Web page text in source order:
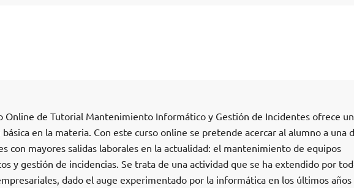
Online de Tutorial Mantenimiento Informático y Gestión de Incidentes ofrece
en la materia. Con este curso online se pretende acercar al alumno a una
con mayores salidas laborales en la actualidad: el mantenimiento de equipos
y gestión de incidencias. Se trata de una actividad que se ha extendido por
dado el auge experimentado por la informática en los últimos años